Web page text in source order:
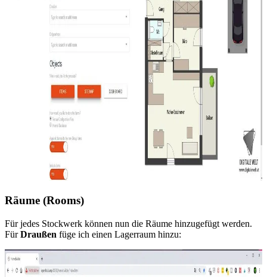
Räume (Rooms)
Für jedes Stockwerk können nun die Räume hinzugefügt werden.
FürDraußen füge ich einen Lagerraum hinzu: